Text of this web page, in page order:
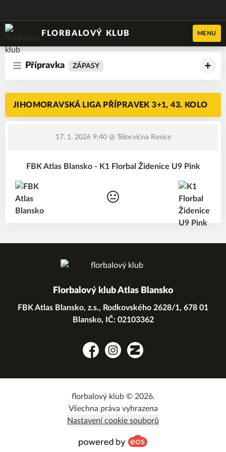
FLORBALOVÝ KLUB MENU
Přípravka ZÁPASY
JIHOMORAVSKÁ LIGA PŘÍPRAVEK 3+1, 43. KOLO
17. 1. 2026 9:40@ Tělocvična Rosice
FBK Atlas Blansko - K1 Florbal Židenice U9 Pink
Florbalový klub Atlas Blansko
FBK Atlas Blansko, z.s., Rodkovského 2628/1, 678 01
Blansko, IČ: 02103362
FacebookInstagramZonerama
florbalový klub © 2026.
Všechna práva vyhrazena
Nastavení cookie souborů